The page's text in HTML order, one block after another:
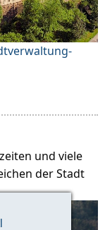
und viele
der Stadt